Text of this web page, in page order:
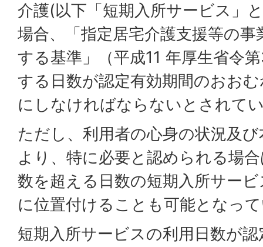
介護(以下「短期入所サービス」
場合、「指定居宅介護支援等の
する基準」（平成11 年厚生省令
する日数が認定有効期間のおお
にしなければならないとされて
ただし、利用者の心身の状況及
より、特に必要と認められる場
数を超える日数の短期入所サー
に位置付けることも可能となっ
短期入所サービスの利用日数が